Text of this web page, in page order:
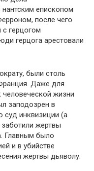
епископом
после чего
герцогом
герцога арестовали
были столь
Даже для
жизни
заподозрен в
суд инквизиции (а
жертвы
Главным было
и в убийстве
жертвы дьяволу.